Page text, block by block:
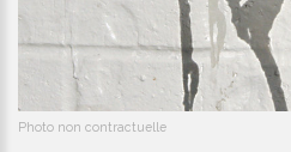
Photo non contractuelle